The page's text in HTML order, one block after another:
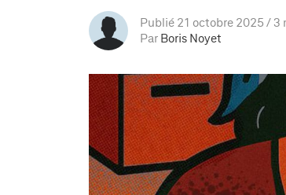
Publié 21 octobre 2025
3
Par Boris Noyet